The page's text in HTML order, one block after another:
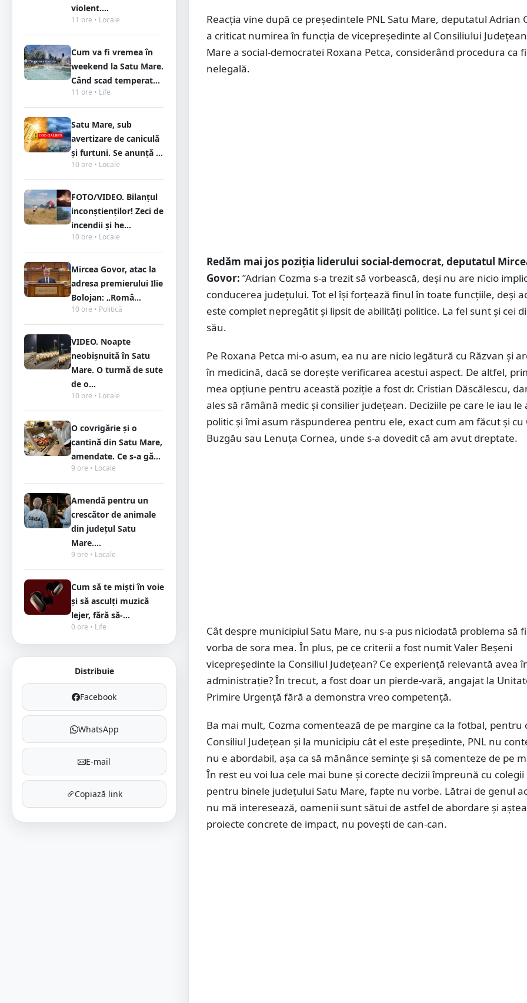
violent....
11 ore • Locale
Cum va fi vremea în
weekend la Satu Mare.
Când scad temperat...
11 ore • Life
Satu Mare, sub
avertizare de caniculă
și furtuni. Se anunță ...
10 ore • Locale
FOTO/VIDEO. Bilanțul
inconștienților! Zeci de
incendii și he...
10 ore • Locale
Mircea Govor, atac la
adresa premierului Ilie
Bolojan: „Româ...
10 ore • Politică
VIDEO. Noapte
neobișnuită în Satu
Mare. O turmă de sute
de o...
10 ore • Locale
O covrigărie și o
cantină din Satu Mare,
amendate. Ce s-a gă...
9 ore • Locale
Amendă pentru un
crescător de animale
din județul Satu
Mare....
9 ore • Locale
Cum să te miști în voie
și să asculți muzică
lejer, fără să-...
0 ore • Life
Distribuie
Facebook
WhatsApp
E-mail
Copiază link
Reacția vine după ce președintele PNL Satu Mare, deputatul Adrian
a criticat numirea în funcția de vicepreședinte al Consiliului
Mare a social-democratei Roxana Petca, considerând procedura ca
nelegală.
Redăm mai jos poziția liderului social-democrat, deputatul
Govor: ”Adrian Cozma s-a trezit să vorbească, deși nu are nicio
conducerea județului. Tot el își forțează finul în toate funcțiile, deși
este complet nepregătit și lipsit de abilități politice. La fel sunt și cei
său.
Pe Roxana Petca mi-o asum, ea nu are nicio legătură cu Răzvan și
în medicină, dacă se dorește verificarea acestui aspect. De altfel,
mea opțiune pentru această poziție a fost dr. Cristian Dăscălescu,
ales să rămână medic și consilier județean. Deciziile pe care le iau le
politic și îmi asum răspunderea pentru ele, exact cum am făcut și cu
Buzgău sau Lenuța Cornea, unde s-a dovedit că am avut dreptate.
Cât despre municipiul Satu Mare, nu s-a pus niciodată problema să
vorba de sora mea. În plus, pe ce criterii a fost numit Valer Beșeni
vicepreședinte la Consiliul Județean? Ce experiență relevantă avea
administrație? În trecut, a fost doar un pierde-vară, angajat la
Primire Urgență fără a demonstra vreo competență.
Ba mai mult, Cozma comentează de pe margine ca la fotbal, pentru
Consiliul Județean și la municipiu cât el este președinte, PNL nu
nu e abordabil, așa ca să mănânce semințe și să comenteze de pe
În rest eu voi lua cele mai bune și corecte decizii împreună cu colegii
pentru binele județului Satu Mare, fapte nu vorbe. Lătrai de genul
nu mă interesează, oamenii sunt sătui de astfel de abordare și
proiecte concrete de impact, nu povești de can-can.